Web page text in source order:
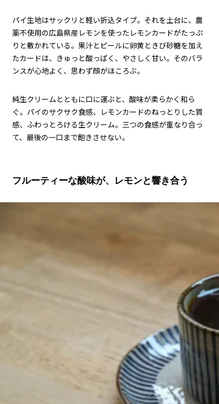
パイ生地はサックリと軽い折込タイプ。それを土台に、農
薬不使用の広島県産レモンを使ったレモンカードがたっぷ
りと敷かれている。果汁とピールに卵黄ときび砂糖を加え
たカードは、きゅっと酸っぱく、やさしく甘い。そのバラ
ンスが心地よく、思わず顔がほころぶ。
純生クリームとともに口に運ぶと、酸味が柔らかく和ら
ぐ。パイのサクサク食感、レモンカードのねっとりした質
感、ふわっとろける生クリーム。三つの食感が重なり合っ
て、最後の一口まで飽きさせない。
フルーティーな酸味が、レモンと響き合う